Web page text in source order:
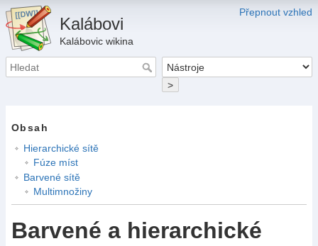
Přepnout vzhled
Kalábovi
Kalábovic wikina
>
Obsah
Hierarchické sítě
Fúze míst
Barvené sítě
Multimnožiny
Barvené a hierarchické